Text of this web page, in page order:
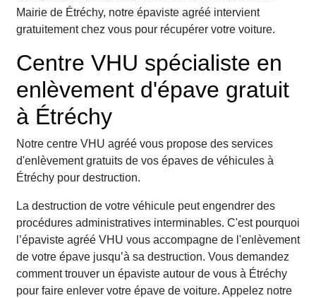
Mairie de Étréchy, notre épaviste agréé intervient
gratuitement chez vous pour récupérer votre voiture.
Centre VHU spécialiste en
enlèvement d'épave gratuit
à Étréchy
Notre centre VHU agréé vous propose des services
d'enlèvement gratuits de vos épaves de véhicules à
Étréchy pour destruction.
La destruction de votre véhicule peut engendrer des
procédures administratives interminables. C'est pourquoi
l’épaviste agréé VHU vous accompagne de l'enlèvement
de votre épave jusqu’à sa destruction. Vous demandez
comment trouver un épaviste autour de vous à Étréchy
pour faire enlever votre épave de voiture. Appelez notre